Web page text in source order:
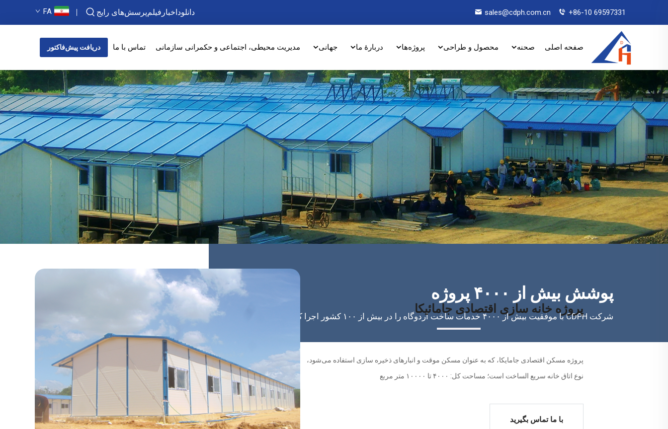
+86-10 69597331
sales@cdph.com.cn دانلوداخبار فیلمپرسش‌های رایج FA
صفحه اصلی صحنه محصول و طراحی پروژه‌ها دربارهٔ ما جهانی مدیریت محیطی، اجتماعی و حکمرانی سازمانی تماس با ما دریافت پیش‌فاکتور
پوشش بیش از ۴۰۰۰ پروژه
شرکت CDPH با موفقیت بیش از ۴۰۰۰ خدمات ساخت اردوگاه را در بیش از ۱۰۰ کشور اجرا کرده است.
پروژه خانه سازی اقتصادی جامائیکا
پروژه مسکن اقتصادی جامایکا، که به عنوان مسکن موقت و انبارهای ذخیره سازی استفاده می‌شود،
نوع اتاق خانه سریع الساخت است؛ مساحت کل: ۴۰۰۰ تا ۱۰۰۰۰ متر مربع
با ما تماس بگیرید